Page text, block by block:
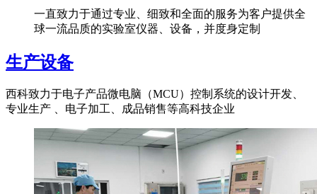
一直致力于通过专业、细致和全面的服务为客户提供全
球一流品质的实验室仪器、设备，并度身定制
生产设备
西科致力于电子产品微电脑（MCU）控制系统的设计开发、
专业生产 、电子加工、成品销售等高科技企业